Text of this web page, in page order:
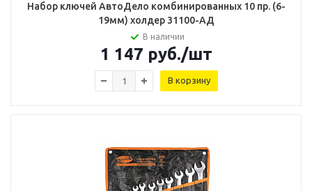
Набор ключей АвтоДело комбинированных 10 пр. (6-
19мм) холдер 31100-АД
В наличии
1 147 руб./шт
В корзину